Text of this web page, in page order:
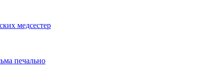
медсестер
печально